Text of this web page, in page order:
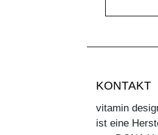
KONTAKT
vitamin
ist eine